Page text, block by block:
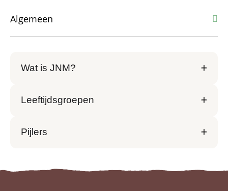
Algemeen
Alles over activiteiten
Naar wie stuur ik mijn vraag
Wat is JNM?
Leeftijdsgroepen
Pijlers